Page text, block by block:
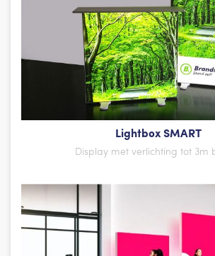
Lightbox SMART
Display met verlichting tot 3m